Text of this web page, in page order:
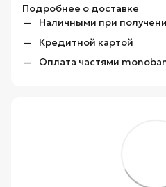
Подробнее о доставке
Наличными при
Кредитной картой
Оплата частями